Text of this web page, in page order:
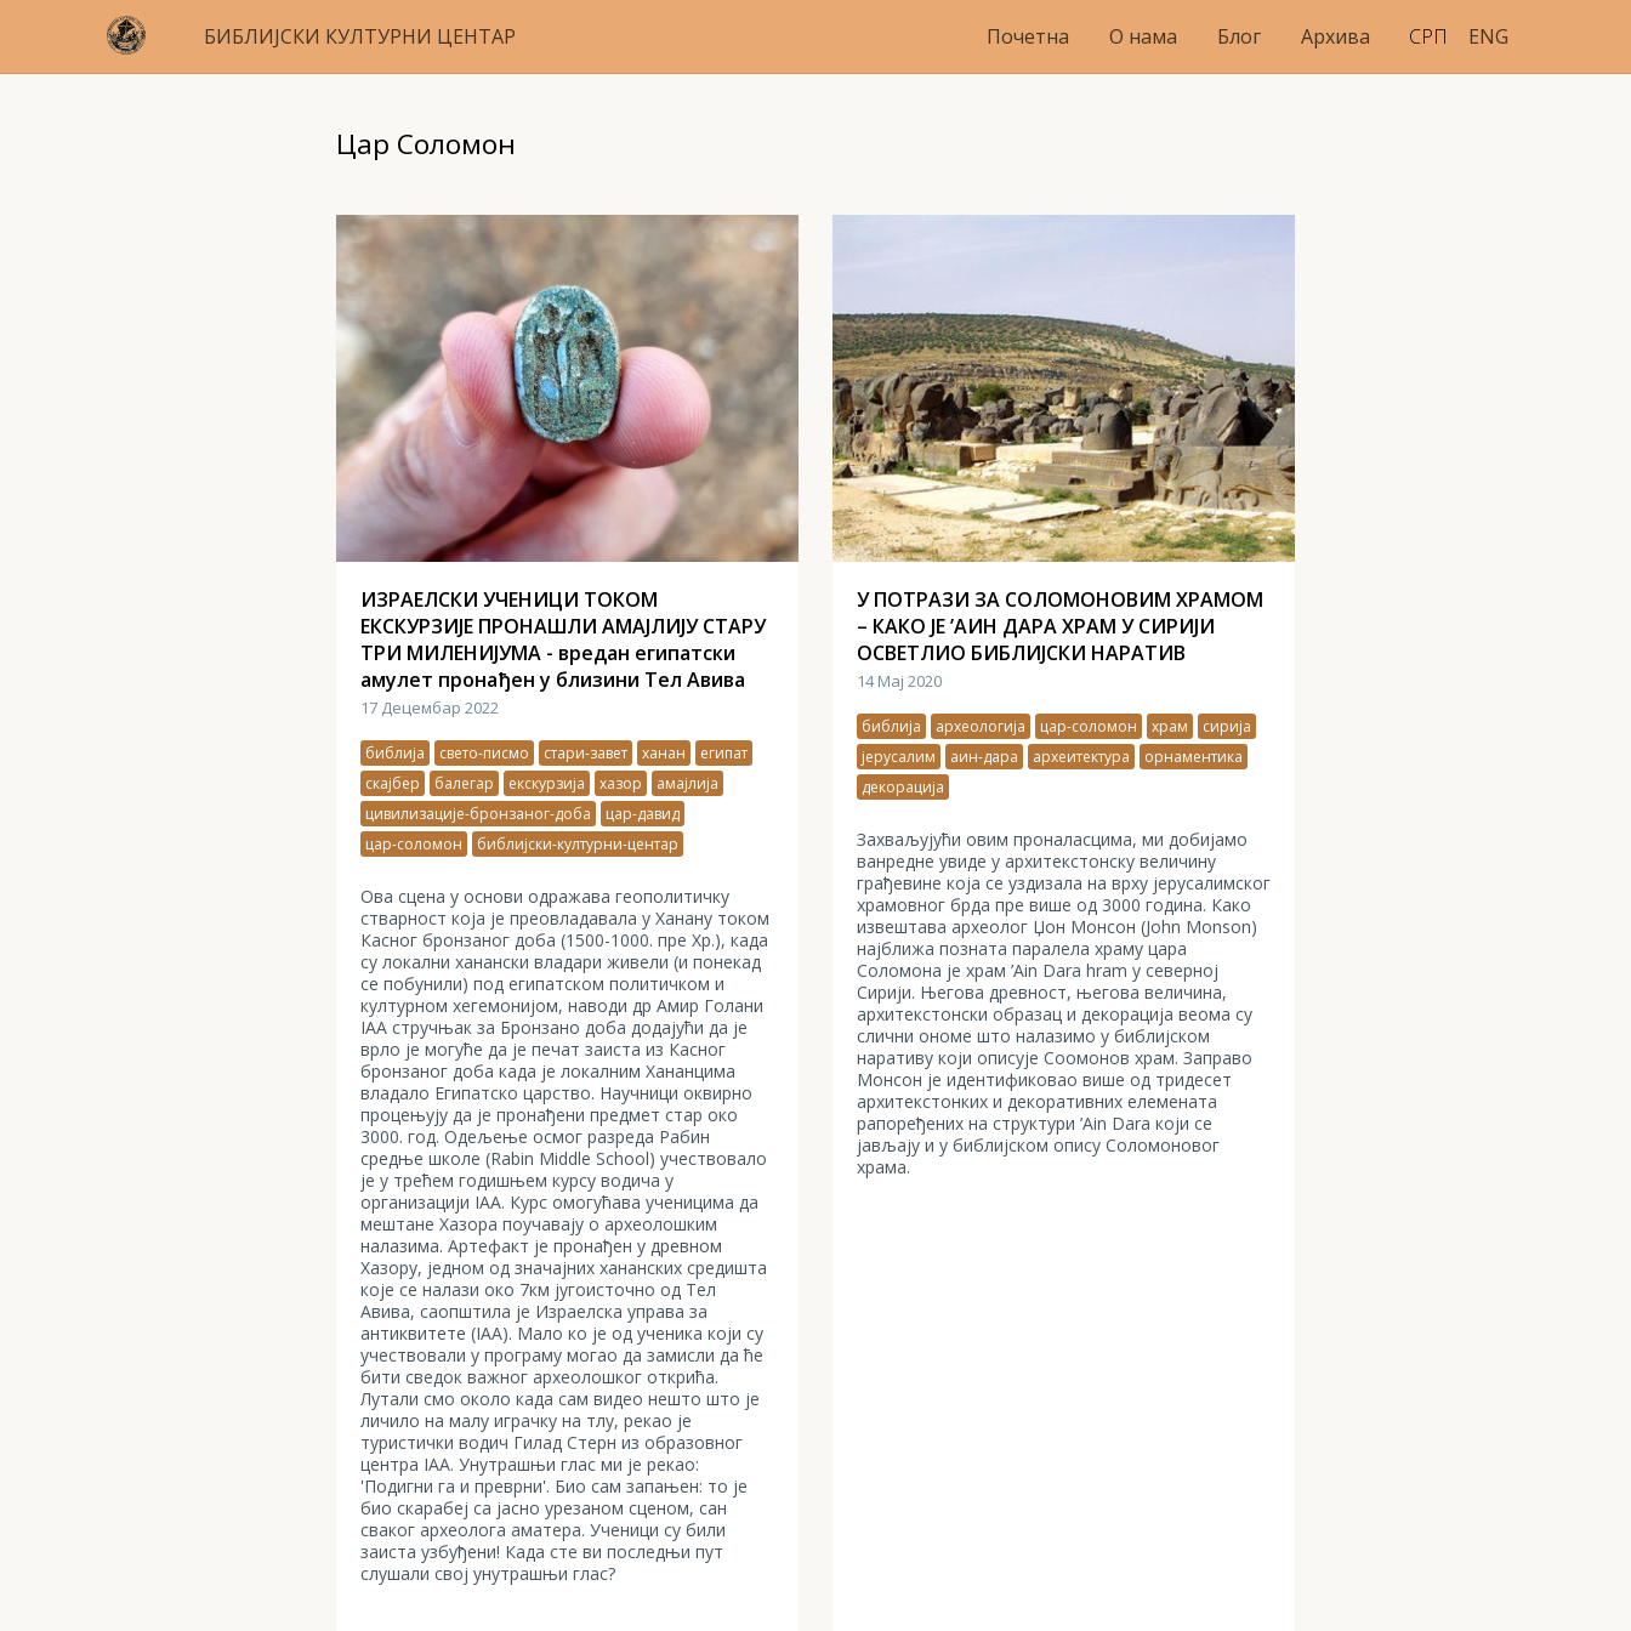
БИБЛИЈСКИ КУЛТУРНИ ЦЕНТАР Почетна О нама Блог Архива СРП ENG
Цар Соломон
ИЗРАЕЛСКИ УЧЕНИЦИ ТОКОМ
ЕКСКУРЗИЈЕ ПРОНАШЛИ АМАЈЛИЈУ СТАРУ
ТРИ МИЛЕНИЈУМА - вредан египатски
амулет пронађен у близини Тел Авива
17 Децембар 2022
библија свето-писмо стари-завет ханан
египат
скајбер
балегар екскурзија хазор
амајлија
цивилизације-бронзаног-доба
цар-давид
цар-соломон
библијски-културни-центар
Ова сцена у основи одражава геополитичку
стварност која је преовладавала у Ханану током
Касног бронзаног доба (1500-1000. пре Хр.), када
су локални ханански владари живели (и понекад
се побунили) под египатском политичком и
културном хегемонијом, наводи др Амир Голани
IAA стручњак за Бронзано доба додајући да је
врло је могуће да је печат заиста из Касног
бронзаног доба када је локалним Хананцима
владало Египатско царство. Научници оквирно
процењују да је пронађени предмет стар око
3000. год. Oдељење осмог разреда Рабин
средње школе (Rabin Middle School) учествовало
је у трећем годишњем курсу водича у
организацији IAA. Курс омогућава ученицима да
мештане Хазора поучавају о археолошким
налазима. Артефакт је пронађен у древном
Хазору, једном од значајних хананских средишта
које се налази око 7км југоисточно од Тел
Авива, саопштила је Израелска управа за
антиквитете (IAA). Мало ко је од ученика који су
учествовали у програму могао да замисли да ће
бити сведок важног археолошког открића.
Лутали смо около када сам видео нешто што је
личило на малу играчку на тлу, рекао је
туристички водич Гилад Стерн из образовног
центра IAA. Унутрашњи глас ми је рекао:
'Подигни га и преврни'. Био сам запањен: то је
био скарабеј са јасно урезаном сценом, сан
сваког археолога аматера. Ученици су били
заиста узбуђени! Када сте ви последњи пут
слушали свој унутрашњи глас?
У ПОТРАЗИ ЗА СОЛОМОНОВИМ ХРАМОМ
– КАКО ЈЕ ’АИН ДАРА ХРАМ У СИРИЈИ
ОСВЕТЛИО БИБЛИЈСКИ НАРАТИВ
14 Мај 2020
библија археологија цар-соломон храм
сирија
јерусалим
аин-дара археитектура
орнаментика
декорација
Захваљујући овим проналасцима, ми добијамо
ванредне увиде у архитекстонску величину
грађевине која се уздизала на врху јерусалимског
храмовног брда пре више од 3000 година. Како
извештава археолог Џон Монсон (John Monson)
најближа позната паралела храму цара
Соломона је храм ’Ain Dara hram у северној
Сирији. Његова древност, његова величина,
архитекстонски образац и декорација веома су
слични ономе што налазимо у библијском
наративу који описује Соомонов храм. Заправо
Монсон је идентификовао више од тридесет
архитекстонких и декоративних елемената
рапоређених на структури ’Ain Dara који се
јављају и у библијском опису Соломоновог
храма.